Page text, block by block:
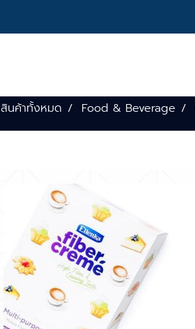
สินค้าทั้งหมด Food & Beverage